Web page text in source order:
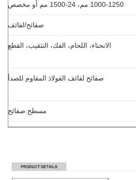
1000-1250 مم، 24-1500 مم أو مخصص
صفائح/لفائف
الانحناء، اللحام، الفك، التثقيب، القطع
صفائح لفائف الفولاذ المقاوم للصدأ
مسطح.صفائح
1 طن